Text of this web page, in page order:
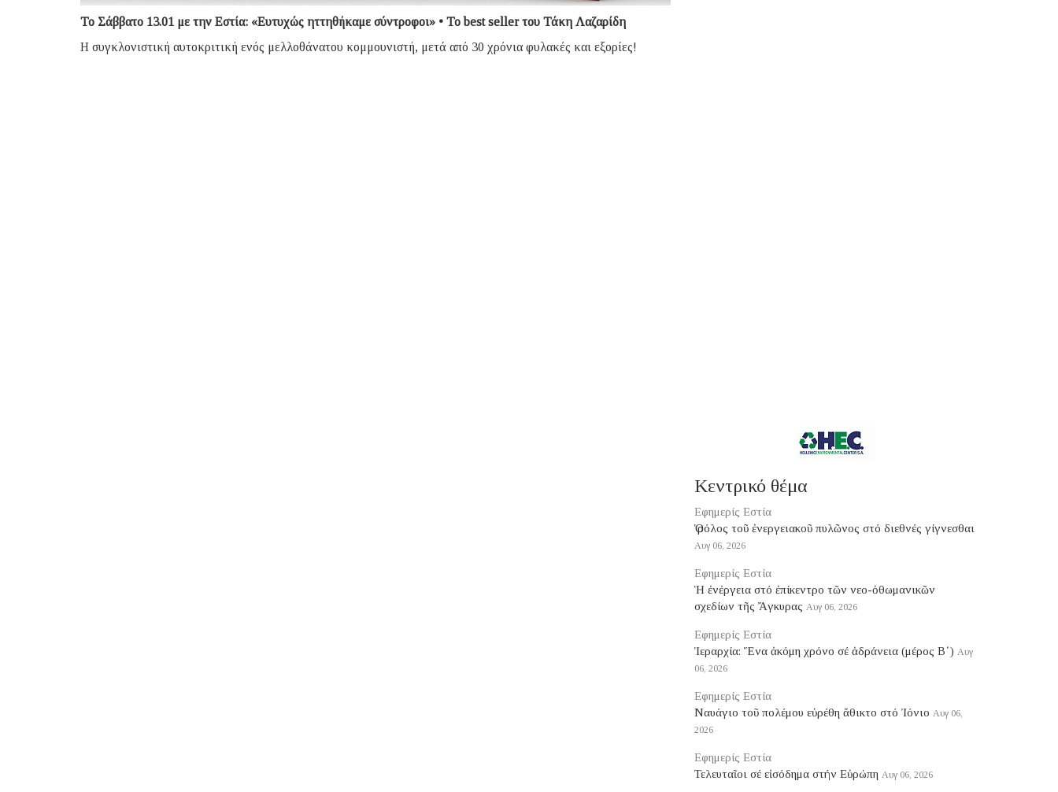
Το Σάββατο 13.01 με την Εστία: «Ευτυχώς ηττηθήκαμε σύντροφοι» • Το best seller του Τάκη Λαζαρίδη
Η συγκλονιστική αυτοκριτική ενός μελλοθάνατου κομμουνιστή, μετά από 30 χρόνια φυλακές και εξορίες!
Κεντρικό θέμα
Εφημερίς Εστία
Ὁ ρόλος τοῦ ἐνεργειακοῦ πυλῶνος στό διεθνές γίγνεσθαι
Αυγ 06, 2026
Εφημερίς Εστία
Ἡ ἐνέργεια στό ἐπίκεντρο τῶν νεο-ὀθωμανικῶν
σχεδίων τῆς Ἄγκυρας Αυγ 06, 2026
Εφημερίς Εστία
Ἱεραρχία: Ἕνα ἀκόμη χρόνο σέ ἀδράνεια (μέρος B΄) Αυγ
06, 2026
Εφημερίς Εστία
Ναυάγιο τοῦ πολέμου εὑρέθη ἄθικτο στό Ἰόνιο Αυγ 06,
2026
Εφημερίς Εστία
Τελευταῖοι σέ εἰσόδημα στήν Εὐρώπη Αυγ 06, 2026